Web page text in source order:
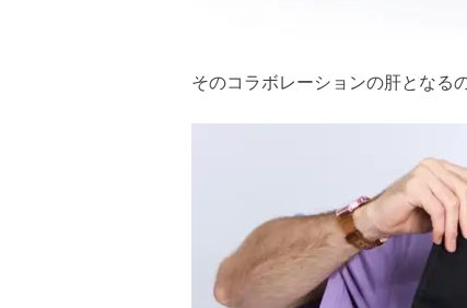
そのコラボレーションの肝となるの